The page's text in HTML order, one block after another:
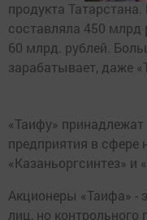
продукта
составляла 450 млрд
60 млрд. рублей.
зарабатывает, даже
«Таифу»
предприятия в сфере
«Казаньоргсинтез»
Акционеры «Таифа» -
лиц, но контрольного